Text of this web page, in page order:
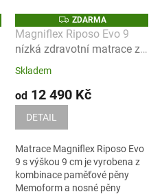
Z
D
A
R
ZDARMA
Magniflex Riposo Evo 9
nízká zdravotní matrace z
paměťové pěny
Skladem
od 12 490 Kč
DETAIL
Matrace Magniflex Riposo Evo
9 s výškou 9 cm je vyrobena z
kombinace paměťové pěny
Memoform a nosné pěny